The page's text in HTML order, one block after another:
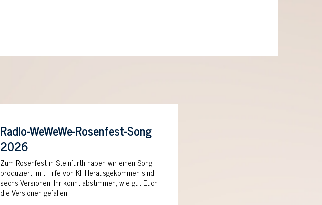
Radio-WeWeWe-Rosenfest-Song
2026
Zum Rosenfest in Steinfurth haben wir einen Song
produziert; mit Hilfe von KI. Herausgekommen sind
sechs Versionen. Ihr könnt abstimmen, wie gut Euch
die Versionen gefallen.